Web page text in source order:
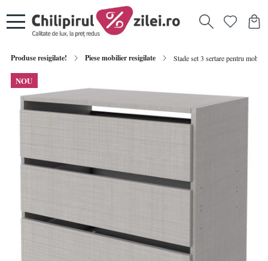
Produse resigilate! Piese mobilier resigilate Stade set 3 sertare pentru
NOU